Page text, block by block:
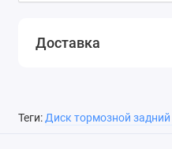
Доставка
Теги:Диск тормозной задний